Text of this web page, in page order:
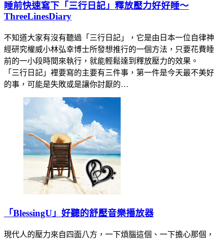
睡前快速寫下「三行日記」釋放壓力好好睡～
ThreeLinesDiary
不知道大家有沒有聽過「三行日記」，它是由日本一位自律神
經研究權威小林弘幸博士所發想推行的一個方法，只要花費睡
前的一小段時間來執行，就能輕鬆達到釋放壓力的效果。
「三行日記」裡要寫的主要有三件事，第一件是今天最不美好
的事，可能是失敗或是讓你討厭的…
「BlessingU」好聽的舒壓音樂播放器
現代人的壓力來自四面八方，一下煩腦這個、一下擔心那個，